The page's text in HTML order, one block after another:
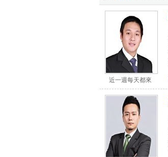
近一週每天都來